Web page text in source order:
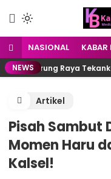
NASIONAL KABAR
NEWS
Murung Raya Tekankan
Artikel
Pisah Sambut
Momen Haru
Kalsel!